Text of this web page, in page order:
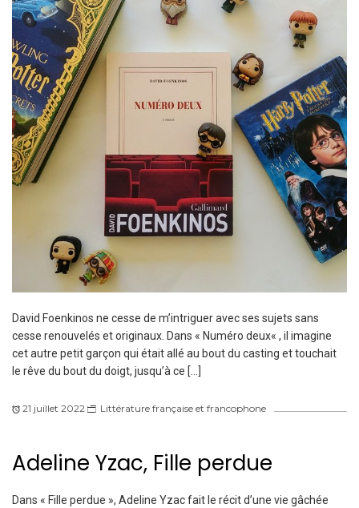
David Foenkinos ne cesse de m’intriguer avec ses sujets sans
cesse renouvelés et originaux. Dans « Numéro deux« , il imagine
cet autre petit garçon qui était allé au bout du casting et touchait
le rêve du bout du doigt, jusqu’à ce […]
21 juillet 2022 Littérature française et francophone
Adeline Yzac, Fille perdue
Dans « Fille perdue », Adeline Yzac fait le récit d’une vie gâchée